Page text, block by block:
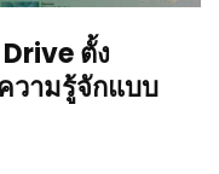
ตั้ง
ามรู้จักแบบ